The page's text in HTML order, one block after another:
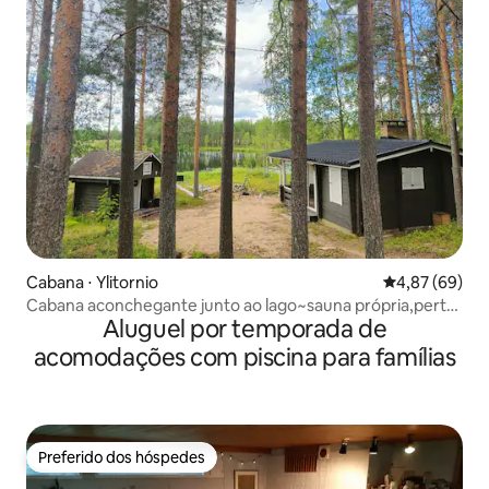
Cabana ⋅ Ylitornio 4,87 de uma
4,87 (69)
Cabana aconchegante junto ao lago~sauna própria,perto
da naturezaAluguel por temporada de
acomodações com piscina para famílias
Preferido dos hóspedes
Preferido dos hóspedes